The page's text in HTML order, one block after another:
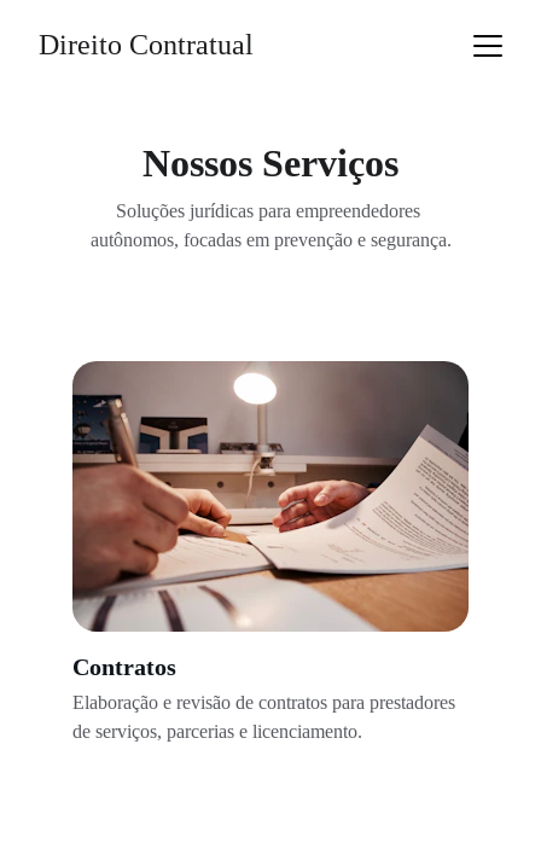
Direito Contratual
Nossos Serviços
Soluções jurídicas para empreendedores
autônomos, focadas em prevenção e segurança.
Contratos
Elaboração e revisão de contratos para prestadores
de serviços, parcerias e licenciamento.